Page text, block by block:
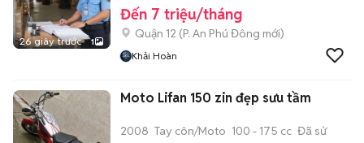
26 giây trước 1
Đến 7 triệu/tháng
Quận 12 (P. An Phú Đông mới)
Khải Hoàn
Moto Lifan 150 zin đẹp sưu tầm
2008 Tay côn/Moto 100 - 175 cc Đã sử